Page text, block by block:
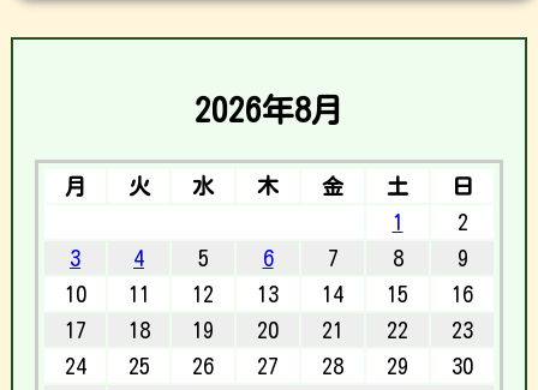
2026年8月
月 火 水 木 金 土
日
1
2
3
4 5 6 7 8
9
10
11 12 13 14 15
16
17
18 19 20 21 22
23
24
25 26 27 28 29
30